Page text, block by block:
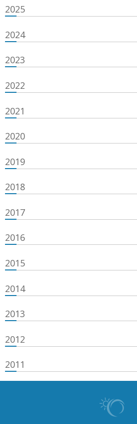
2025
2024
2023
2022
2021
2020
2019
2018
2017
2016
2015
2014
2013
2012
2011